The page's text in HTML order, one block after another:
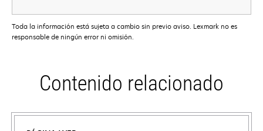
Toda la información está sujeta a cambio sin previo aviso. Lexmark no es
responsable de ningún error ni omisión.
Contenido relacionado